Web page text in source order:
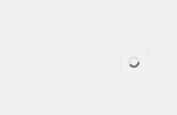
Loading…